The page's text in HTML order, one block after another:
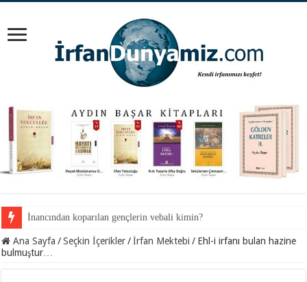
İnancından koparılan gençlerin vebali kimin?
Ana Sayfa / Seçkin İçerikler / İrfan Mektebi / Ehl-i irfanı bulan hazine
bulmuştur…